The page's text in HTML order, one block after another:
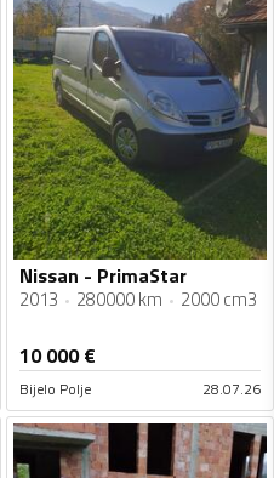
Nissan - PrimaStar
2013 280000 km 2000 cm3
10 000€
Bijelo Polje 28.07.26